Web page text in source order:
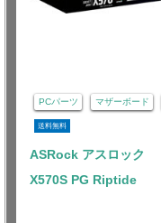
PCパーツ マザーボード
送料無料
ASRock アスロック
X570S PG Riptide